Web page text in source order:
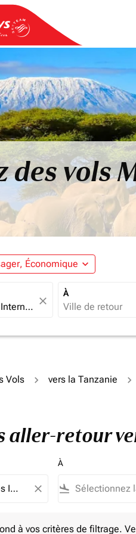
des vols
Économique expand_more
close
À
Vols vers la Tanzanie
aller-retour
close
À
flight_land
à vos critères de filtrage.